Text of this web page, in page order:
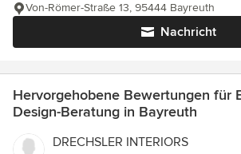
Nachricht
Von-Römer-Straße 13, 95444 Bayreuth
Hervorgehobene Bewertungen für
Design-Beratung in Bayreuth
DRECHSLER INTERIORS